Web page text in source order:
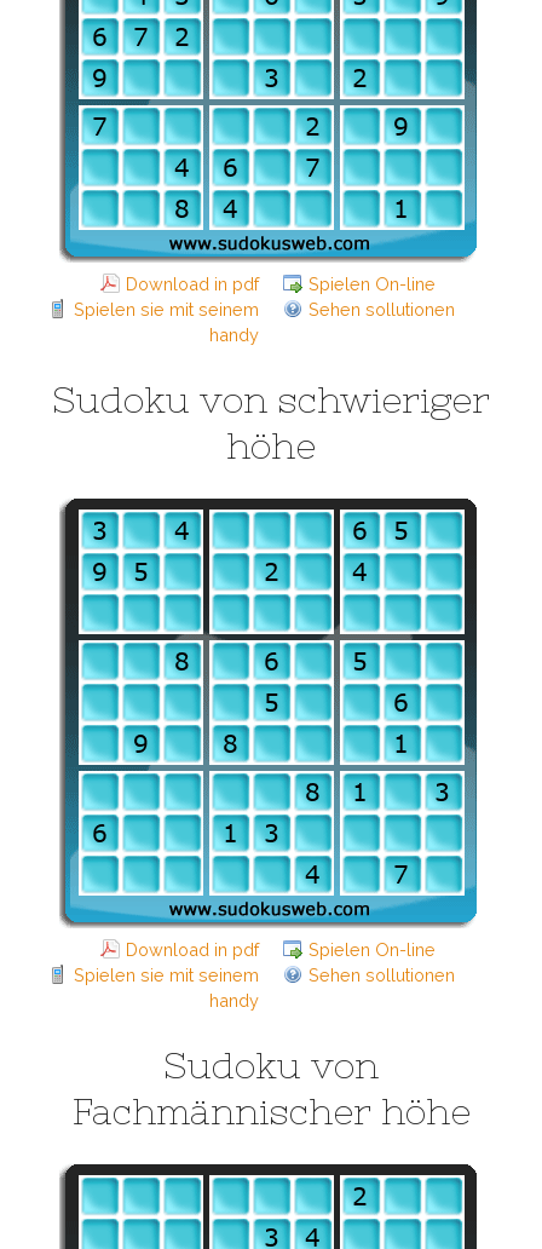
Download in pdf
Spielen On-line
Spielen sie mit seinem
handy
Sehen sollutionen
Sudoku von schwieriger
höhe
Download in pdf
Spielen On-line
Spielen sie mit seinem
handy
Sehen sollutionen
Sudoku von
Fachmännischer höhe